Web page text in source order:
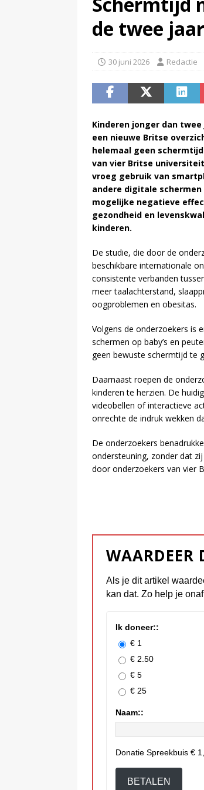
de twee jaar
30 juni 2026 Redactie
Kinderen jonger dan
een nieuwe Britse
helemaal geen
van vier Britse
vroeg gebruik van
andere digitale
mogelijke negatieve
gezondheid en
kinderen.
De studie, die door de
beschikbare internationale
consistente verbanden
meer taalachterstand,
oogproblemen en obesitas.
Volgens de onderzoekers is
schermen op baby’s en
geen bewuste schermtijd te
Daarnaast roepen de
kinderen te herzien. De
videobellen of interactieve
onrechte de indruk wekken
De onderzoekers
ondersteuning, zonder dat
door onderzoekers van vier
WAARDEER
Als je dit artikel
kan dat. Zo help je
Ik doneer::
€ 1
€ 2.50
€ 5
€ 25
Naam::
Donatie Spreekbuis €
BETALEN